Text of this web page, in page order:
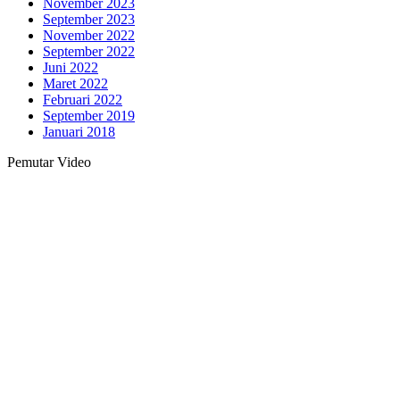
November 2023
September 2023
November 2022
September 2022
Juni 2022
Maret 2022
Februari 2022
September 2019
Januari 2018
Pemutar Video